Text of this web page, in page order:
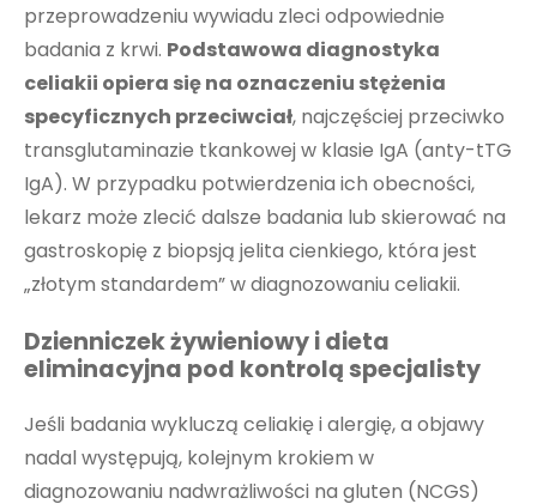
przeprowadzeniu wywiadu zleci odpowiednie
badania z krwi. Podstawowa diagnostyka
celiakii opiera się na oznaczeniu stężenia
specyficznych przeciwciał, najczęściej przeciwko
transglutaminazie tkankowej w klasie IgA (anty-tTG
IgA). W przypadku potwierdzenia ich obecności,
lekarz może zlecić dalsze badania lub skierować na
gastroskopię z biopsją jelita cienkiego, która jest
„złotym standardem” w diagnozowaniu celiakii.
Dzienniczek żywieniowy i dieta
eliminacyjna pod kontrolą specjalisty
Jeśli badania wykluczą celiakię i alergię, a objawy
nadal występują, kolejnym krokiem w
diagnozowaniu nadwrażliwości na gluten (NCGS)